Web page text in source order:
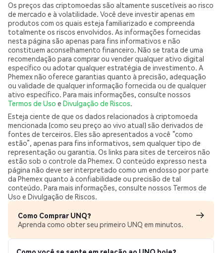
Os preços das criptomoedas são altamente suscetíveis ao risco
de mercado e à volatilidade. Você deve investir apenas em
produtos com os quais esteja familiarizado e compreenda
totalmente os riscos envolvidos. As informações fornecidas
nesta página são apenas para fins informativos e não
constituem aconselhamento financeiro. Não se trata de uma
recomendação para comprar ou vender qualquer ativo digital
específico ou adotar qualquer estratégia de investimento. A
Phemex não oferece garantias quanto à precisão, adequação
ou validade de qualquer informação fornecida ou de qualquer
ativo específico. Para mais informações, consulte nossos
Termos de Uso e Divulgação de Riscos.
Esteja ciente de que os dados relacionados à criptomoeda
mencionada (como seu preço ao vivo atual) são derivados de
fontes de terceiros. Eles são apresentados a você “como
estão”, apenas para fins informativos, sem qualquer tipo de
representação ou garantia. Os links para sites de terceiros não
estão sob o controle da Phemex. O conteúdo expresso nesta
página não deve ser interpretado como um endosso por parte
da Phemex quanto à confiabilidade ou precisão de tal
conteúdo. Para mais informações, consulte nossos Termos de
Uso e Divulgação de Riscos.
Como Comprar UNQ?
Aprenda como obter seu primeiro UNQ em minutos.